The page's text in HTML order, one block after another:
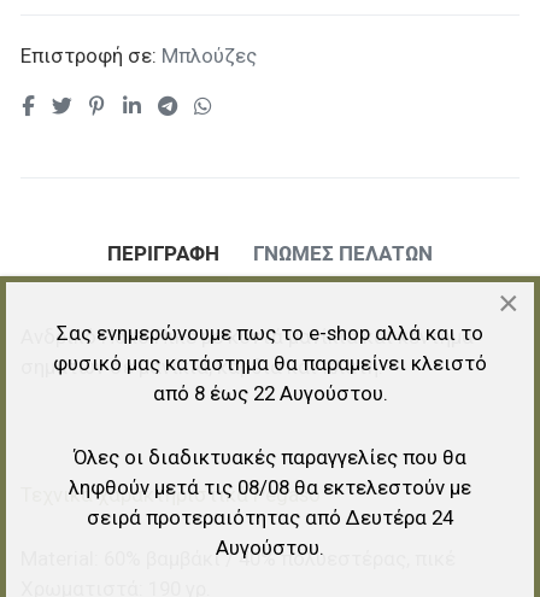
Επιστροφή σε: Μπλούζες
ΠΕΡΙΓΡΑΦΉ ΓΝΏΜΕΣ ΠΕΛΑΤΏΝ
Ανδρικό Πόλο Πικέ με κοντά μανίκια και κέντημα
σημάτων σε μανίκια, καρδιά και πλάτη.
Τεχνικά χαρακτηριστικά Pegaso
Material: 60% βαμβάκι / 40% πολυεστέρας, πικέ
×
Σας ενημερώνουμε πως το e-shop αλλά και το
φυσικό μας κατάστημα θα παραμείνει κλειστό
από 8 έως 22 Αυγούστου.
Όλες οι διαδικτυακές παραγγελίες που θα
ληφθούν μετά τις 08/08 θα εκτελεστούν με
σειρά προτεραιότητας από Δευτέρα 24
Αυγούστου.